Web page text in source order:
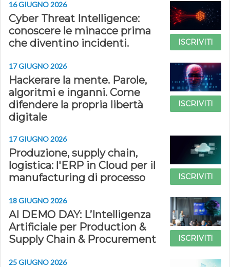
16 GIUGNO 2026
Cyber Threat Intelligence:
conoscere le minacce prima
che diventino incidenti.
ISCRIVITI
17 GIUGNO 2026
Hackerare la mente. Parole,
algoritmi e inganni. Come
difendere la propria libertà
digitale
ISCRIVITI
17 GIUGNO 2026
Produzione, supply chain,
logistica: l'ERP in Cloud per il
manufacturing di processo
ISCRIVITI
18 GIUGNO 2026
AI DEMO DAY: L’Intelligenza
Artificiale per Production &
Supply Chain & Procurement
ISCRIVITI
25 GIUGNO 2026